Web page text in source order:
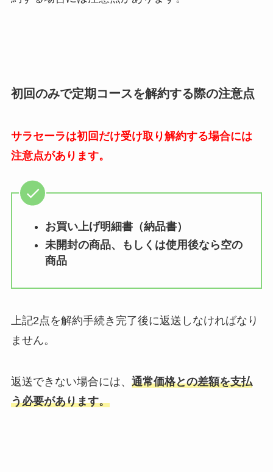
初回のみで定期コースを解約する際の注意点
サラセーラは初回だけ受け取り解約する場合には
注意点があります。
お買い上げ明細書（納品書）
未開封の商品、もしくは使用後なら空の
商品
上記2点を解約手続き完了後に返送しなければなり
ません。
返送できない場合には、 通常価格との差額を支払
う必要があります。